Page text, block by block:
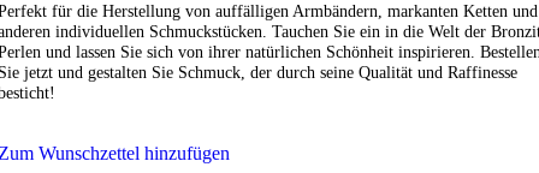
für die Herstellung von auffälligen Armbändern, markanten Ketten und
individuellen Schmuckstücken. Tauchen Sie ein in die Welt der
und lassen Sie sich von ihrer natürlichen Schönheit inspirieren.
jetzt und gestalten Sie Schmuck, der durch seine Qualität und Raffinesse
Wunschzettel hinzufügen